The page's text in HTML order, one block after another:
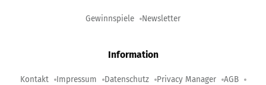
Gewinnspiele Newsletter
Information
Kontakt Impressum Datenschutz Privacy Manager AGB